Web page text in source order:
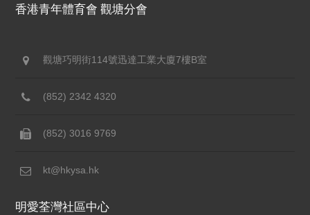
香港青年體育會 觀塘分會
觀塘巧明街114號迅達工業大廈7樓B室
(852) 2342 4320
(852) 3016 9769
kt@hkysa.hk
明愛荃灣社區中心